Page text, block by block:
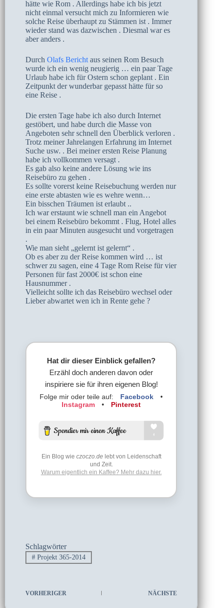
hätte wie Rom . Allerdings habe ich bis jetzt
nicht einmal versucht mich zu Informieren wie
solche Reise überhaupt zu Stämmen ist . Immer
wieder stand was dazwischen . Diesmal war es
aber anders .
Durch Olafs Bericht aus seinen Rom Besuch
wurde ich ein wenig neugierig … ein paar Tage
Urlaub habe ich für Ostern schon geplant . Ein
Zeitpunkt der wunderbar gepasst hätte für so
eine Reise .
Die ersten Tage habe ich also durch Internet
gestöbert, und habe durch die Masse von
Angeboten sehr schnell den Überblick verloren .
Trotz meiner Jahrelangen Erfahrung im Internet
Suche usw. . Bei meiner ersten Reise Planung
habe ich vollkommen versagt .
Es gab also keine andere Lösung wie ins
Reisebüro zu gehen .
Es sollte vorerst keine Reisebuchung werden nur
eine erste abtasten wie es wehre wenn…
Ein bisschen Träumen ist erlaubt ..
Ich war erstaunt wie schnell man ein Angebot
bei einem Reisebüro bekommt . Flug, Hotel alles
in ein paar Minuten ausgesucht und vorgetragen
.
Wie man sieht „gelernt ist gelernt“ .
Ob es aber zu der Reise kommen wird … ist
schwer zu sagen, eine 4 Tage Rom Reise für vier
Personen für fast 2000€ ist schon eine
Hausnummer .
Vielleicht sollte ich das Reisebüro wechsel oder
Lieber abwartet wen ich in Rente gehe ?
Hat dir dieser Einblick gefallen?
Erzähl doch anderen davon oder
inspiriere sie für ihren eigenen Blog!
Folge mir oder teile auf: Facebook
•
Instagram
• Pinterest
Ein Blog wie czoczo.delebt von Leidenschaft
und Zeit.
Warum eigentlich ein Kaffee? Mehr dazu hier.
Schlagwörter
#Projekt 365-2014
VORHERIGER NÄCHSTE